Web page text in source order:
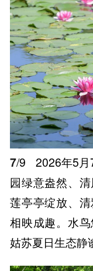
7/9
2026年5
园绿意盎然、
莲亭亭绽放、
相映成趣。水
姑苏夏日生态静